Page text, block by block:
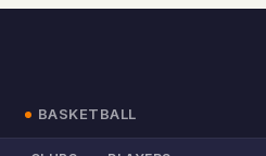
BASKETBALL